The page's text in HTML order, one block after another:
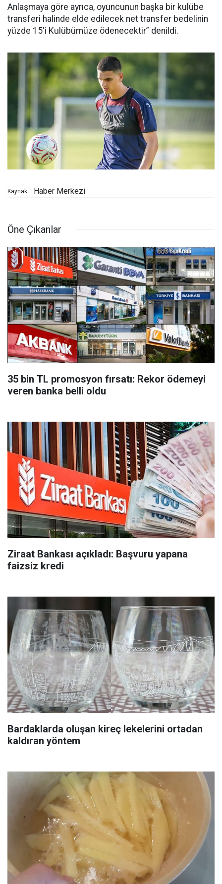
Anlaşmaya göre ayrıca, oyuncunun başka bir kulübe
transferi halinde elde edilecek net transfer bedelinin
yüzde 15'i Kulübümüze ödenecektir” denildi.
Kaynak: Haber Merkezi
Öne Çıkanlar
35 bin TL promosyon fırsatı: Rekor ödemeyi
veren banka belli oldu
Ziraat Bankası açıkladı: Başvuru yapana
faizsiz kredi
Bardaklarda oluşan kireç lekelerini ortadan
kaldıran yöntem